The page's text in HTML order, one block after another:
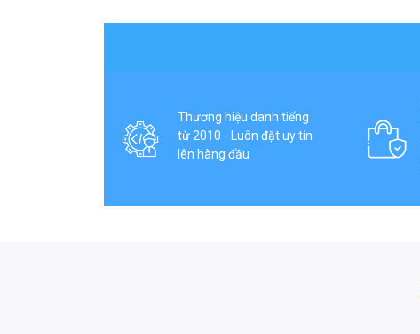
Thương hiệu danh tiếng
từ 2010 - Luôn đặt uy tín
lên hàng đầu